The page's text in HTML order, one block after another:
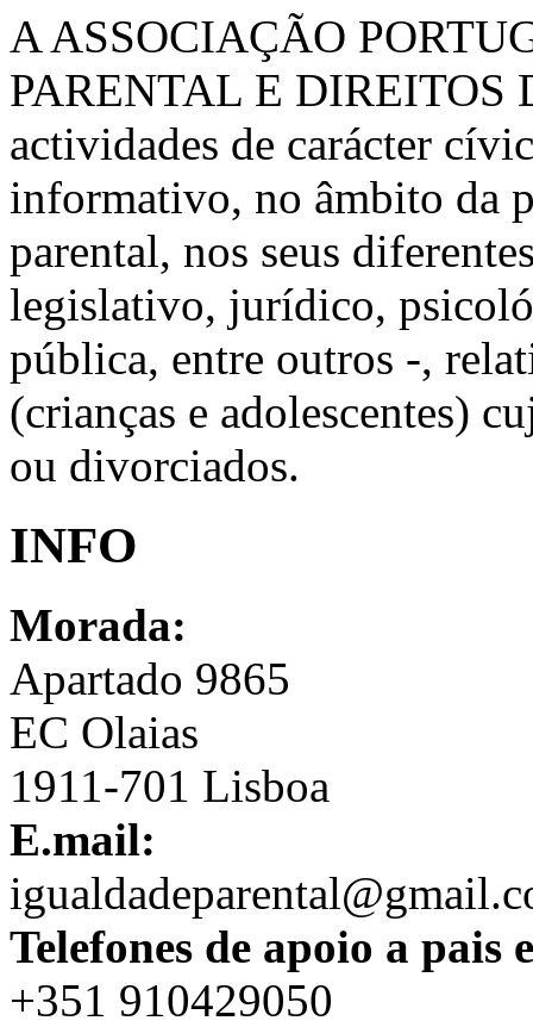
A ASSOCIAÇÃO
PARENTAL E DIREITOS
actividades de carácter
informativo, no âmbito da
parental, nos seus
legislativo, jurídico,
pública, entre outros -,
(crianças e adolescentes)
ou divorciados.
INFO
Morada:
Apartado 9865
EC Olaias
1911-701 Lisboa
E.mail:
Telefones de apoio a pais
+351 910429050